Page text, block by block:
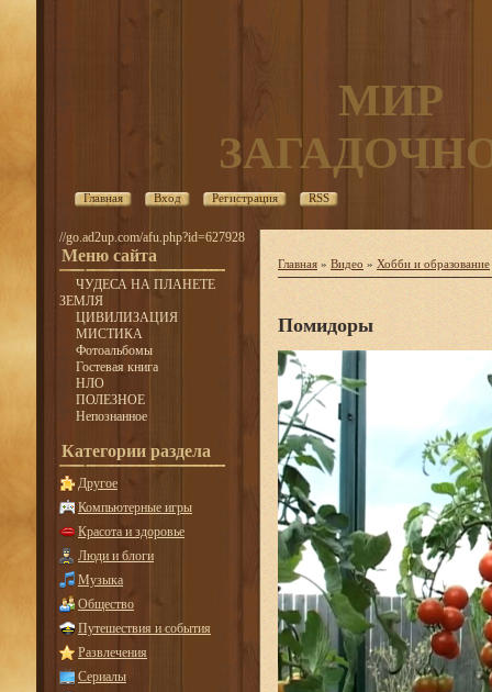
МИР
Главная Вход Регистрация RSS
//go.ad2up.com/afu.php?id=627928
Меню сайта
ЧУДЕСА НА ПЛАНЕТЕ
ЗЕМЛЯ
ЦИВИЛИЗАЦИЯ
МИСТИКА
Фотоальбомы
Гостевая книга
НЛО
ПОЛЕЗНОЕ
Непознанное
Категории раздела
Другое
Компьютерные игры
Красота и здоровье
Люди и блоги
Музыка
Общество
Путешествия и события
Развлечения
Сериалы
Главная » Видео » Хобби и образование
Помидоры